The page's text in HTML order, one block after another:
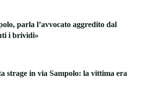
parla l’avvocato aggredito dal
i brividi»
strage in via Sampolo: la vittima era